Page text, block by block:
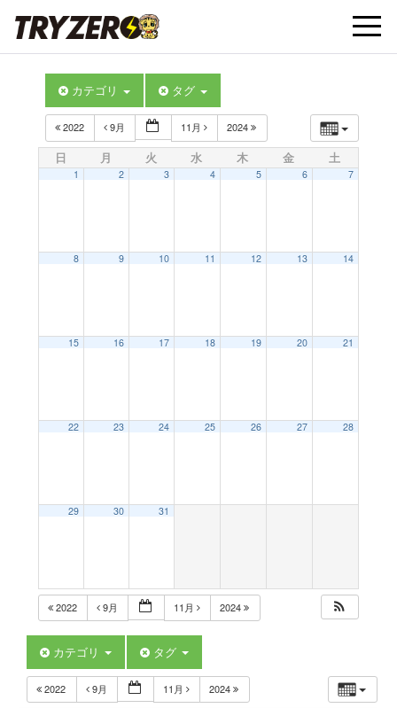
t
t
カテゴリ タグ
2022 9月 11月 2024
日 月 火 水 木 金 土
1 2 3 4 5 6 7
8 9 10 11 12 13 14
15 16 17 18 19 20 21
22 23 24 25 26 27 28
29 30 31
2022 9月 11月 2024
カテゴリ タグ
2022 9月 11月 2024